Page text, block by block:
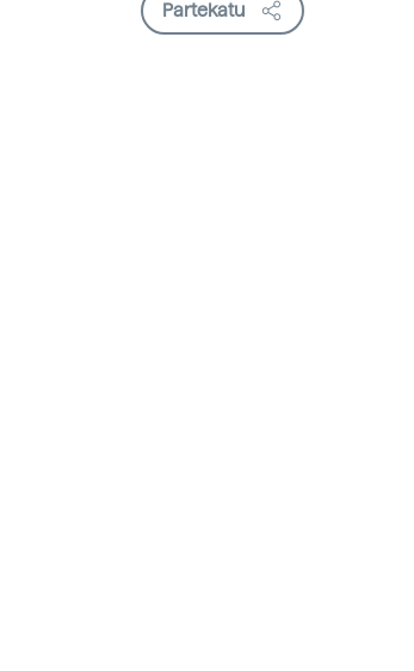
Partekatu